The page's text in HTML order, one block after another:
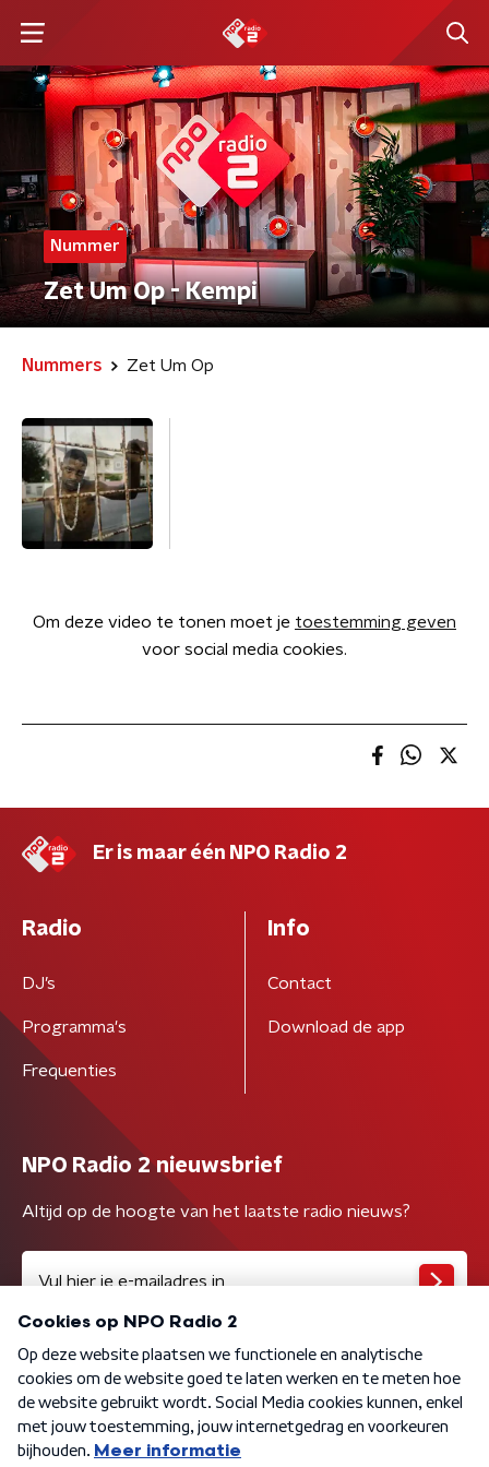
Nummer
Zet Um Op - Kempi
Nummers Zet Um Op
Om deze video te tonen moet je toestemming geven
voor social media cookies.
Er is maar één NPO Radio 2
Radio
DJ’s
Programma's
Frequenties
Info
Contact
Download de app
NPO Radio 2 nieuwsbrief
Altijd op de hoogte van het laatste radio nieuws?
Algemene voorwaarden